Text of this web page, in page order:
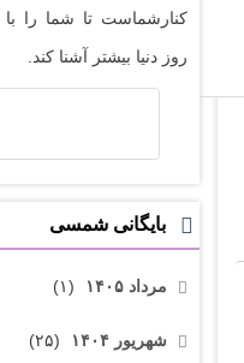
کنارشماست تا شما را با
روز دنيا بيشتر آشنا کند.
بایگانی شمسی
مرداد ۱۴۰۵ (۱)
شهریور ۱۴۰۴ (۲۵)